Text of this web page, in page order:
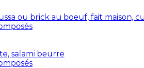
ou brick au boeuf, fait maison,
salami beurre